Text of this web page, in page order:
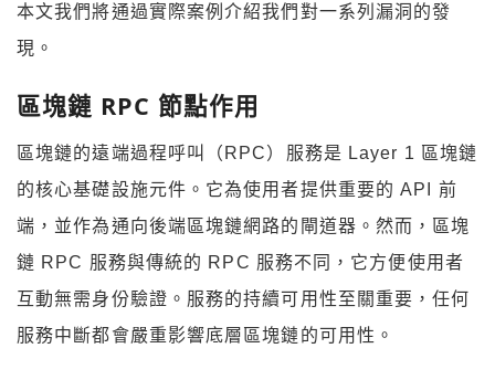
本文我們將通過實際案例介紹我們對一系列漏洞的發
現。
區塊鏈 RPC 節點作用
區塊鏈的遠端過程呼叫（RPC）服務是 Layer 1 區塊鏈
的核心基礎設施元件。它為使用者提供重要的 API 前
端，並作為通向後端區塊鏈網路的閘道器。然而，區塊
鏈 RPC 服務與傳統的 RPC 服務不同，它方便使用者
互動無需身份驗證。服務的持續可用性至關重要，任何
服務中斷都會嚴重影響底層區塊鏈的可用性。